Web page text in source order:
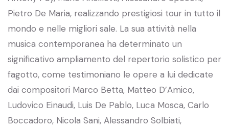
Pietro De Maria, realizzando prestigiosi tour in tutto il
mondo e nelle migliori sale. La sua attività nella
musica contemporanea ha determinato un
significativo ampliamento del repertorio solistico per
fagotto, come testimoniano le opere a lui dedicate
dai compositori Marco Betta, Matteo D’Amico,
Ludovico Einaudi, Luis De Pablo, Luca Mosca, Carlo
Boccadoro, Nicola Sani, Alessandro Solbiati,